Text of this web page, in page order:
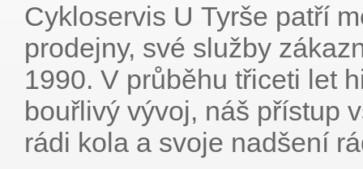
Cykloservis U Tyrše patří
prodejny, své služby
1990. V průběhu třiceti let
bouřlivý vývoj, náš přístup
rádi kola a svoje nadšení